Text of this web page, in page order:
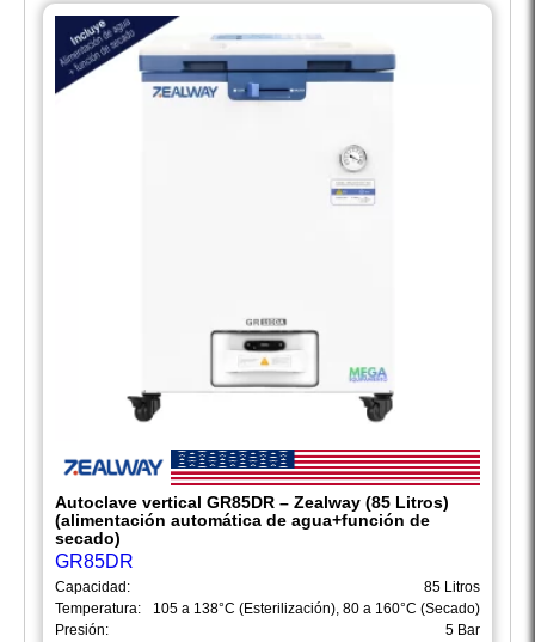
Autoclave vertical GR85DR – Zealway (85 Litros)
(alimentación automática de agua+función de
secado)
GR85DR
Capacidad:
85 Litros
Temperatura:
105 a 138°C (Esterilización), 80 a 160°C (Secado)
Presión:
5 Bar